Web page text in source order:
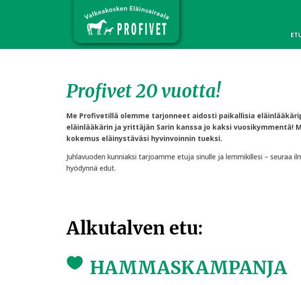
Profivet 20 vuotta!
Me Profivetillä olemme tarjonneet aidosti paikallisia
eläinlääkärin ja yrittäjän Sarin kanssa jo kaksi vuosikymmentä!
kokemus eläinystäväsi hyvinvoinnin tueksi.
Juhlavuoden kunniaksi tarjoamme etuja sinulle ja lemmikillesi – seuraa
hyödynnä edut.
Alkutalven etu:
 HAMMASKAMPANJA